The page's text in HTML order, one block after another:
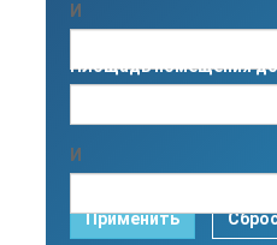
И
Площадь помещения до
И
Применить